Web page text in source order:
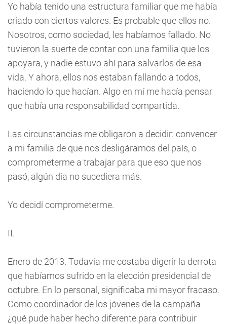
Yo había tenido una estructura familiar que me había
criado con ciertos valores. Es probable que ellos no.
Nosotros, como sociedad, les habíamos fallado. No
tuvieron la suerte de contar con una familia que los
apoyara, y nadie estuvo ahí para salvarlos de esa
vida. Y ahora, ellos nos estaban fallando a todos,
haciendo lo que hacían. Algo en mí me hacía pensar
que había una responsabilidad compartida.
Las circunstancias me obligaron a decidir: convencer
a mi familia de que nos desligáramos del país, o
comprometerme a trabajar para que eso que nos
pasó, algún día no sucediera más.
Yo decidí comprometerme.
II.
Enero de 2013. Todavía me costaba digerir la derrota
que habíamos sufrido en la elección presidencial de
octubre. En lo personal, significaba mi mayor fracaso.
Como coordinador de los jóvenes de la campaña
¿qué pude haber hecho diferente para contribuir